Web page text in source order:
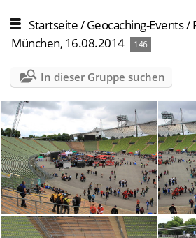
Startseite/Geocaching-Events/
München, 16.08.2014
146
In dieser Gruppe suchen